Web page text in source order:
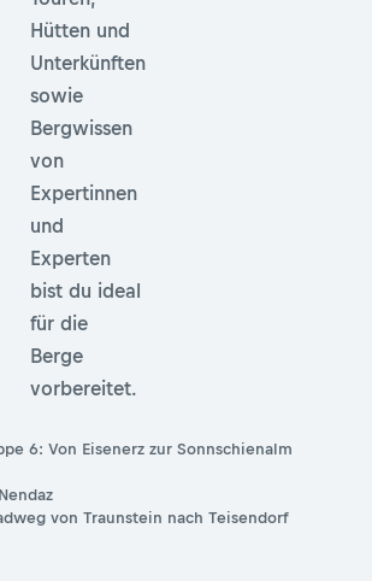
Hütten und
Unterkünften
sowie
Bergwissen
von
Expertinnen
und
Experten
bist du ideal
für die
Berge
vorbereitet.
6: Von Eisenerz zur Sonnschienalm
von Traunstein nach Teisendorf